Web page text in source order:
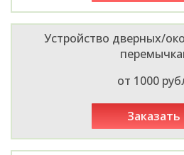
Устройство дверных/
от 1000
заказать